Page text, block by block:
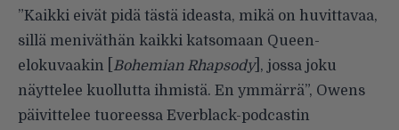
”Kaikki eivät pidä tästä ideasta, mikä on huvittavaa,
sillä meniväthän kaikki katsomaan Queen-
elokuvaakin [ Bohemian Rhapsody], jossa joku
näyttelee kuollutta ihmistä. En ymmärrä”, Owens
päivittelee tuoreessa Everblack-podcastin